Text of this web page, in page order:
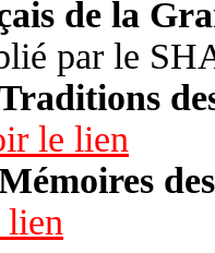
de la
par le
le lien